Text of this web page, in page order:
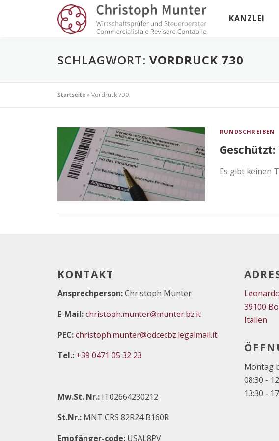
KANZLEI
SCHLAGWORT: VORDRUCK 730
Startseite»Vordruck 730
RUNDSCHREIBEN
Es gibt keinen
KONTAKT
Ansprechperson:Christoph Munter
E-Mail:christoph.munter@munter.bz.it
PEC:christoph.munter@odcecbz.legalmail.it
Tel.: +39 0471 05 32 23
Mw.St. Nr.: IT02664230212
St.Nr.: MNT CRS 82R24 B160R
Empfänger-code: USAL8PV
39100
Italien
Montag
08:30 -
13:30 -